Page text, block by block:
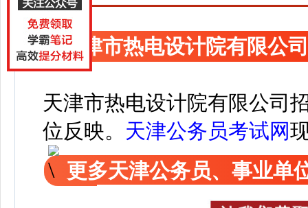
天津市热电设计院有限公
天津市热电设计院有限公司
位反映。 天津公务员考试网
更多天津公务员、事业单